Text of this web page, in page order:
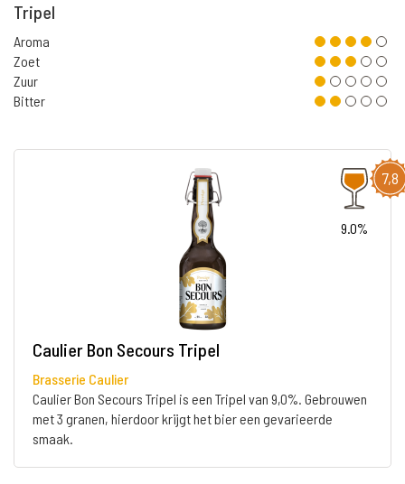
Tripel
Aroma
Zoet
Zuur
Bitter
7,8
9.0%
Caulier Bon Secours Tripel
Brasserie Caulier
Caulier Bon Secours Tripel is een Tripel van 9,0%. Gebrouwen
met 3 granen, hierdoor krijgt het bier een gevarieerde
smaak.